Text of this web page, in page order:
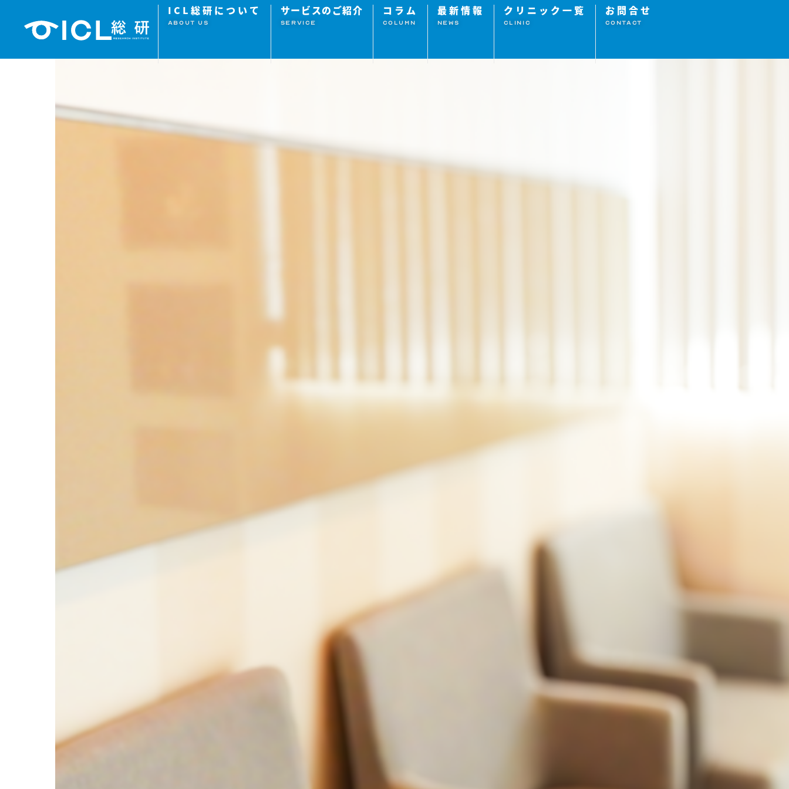
ICL総研について
ABOUT US
サービスのご紹介
SERVICE
コラム
COLUMN
最新情報
NEWS
クリニック一覧
CLINIC
お問合せ
CONTACT